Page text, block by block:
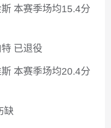
本赛季场均15.4分
已退役
本赛季场均20.4分
缺